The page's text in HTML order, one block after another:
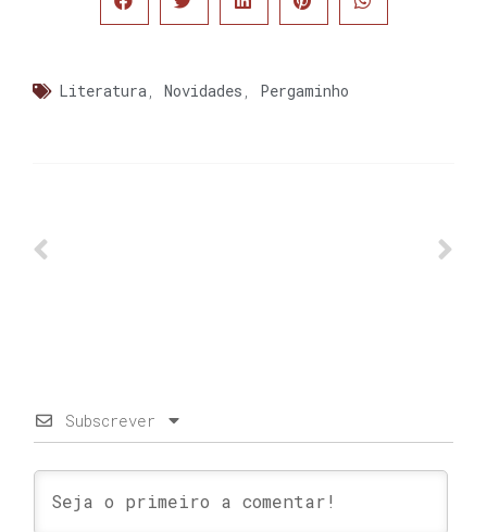
Literatura, Novidades , Pergaminho
Subscrever